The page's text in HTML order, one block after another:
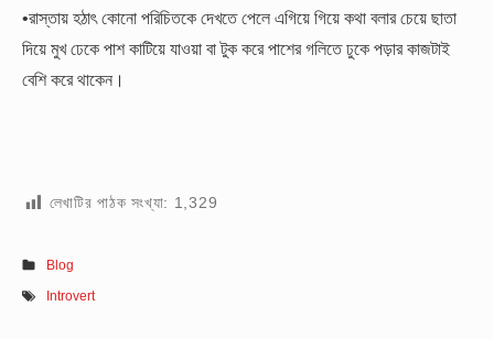
•রাস্তায় হঠাৎ কোনো পরিচিতকে দেখতে পেলে এগিয়ে গিয়ে কথা বলার চেয়ে ছাতা
দিয়ে মুখ ঢেকে পাশ কাটিয়ে যাওয়া বা টুক করে পাশের গলিতে ঢুকে পড়ার কাজটাই
বেশি করে থাকেন।
লেখাটির পাঠক সংখ্যা: 1,329
Blog
Introvert